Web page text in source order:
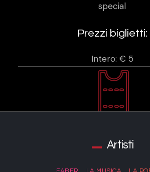
special
Prezzi biglietti:
Intero: € 5
Artisti